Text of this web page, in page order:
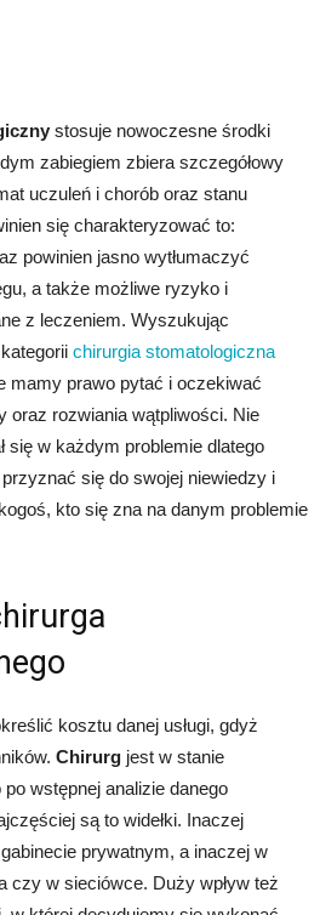
stosuje nowoczesne środki
zabiegiem zbiera szczegółowy
uczuleń i chorób oraz stanu
się charakteryzować to:
powinien jasno wytłumaczyć
a także możliwe ryzyko i
z leczeniem. Wyszukując
chirurgia stomatologiczna
mamy prawo pytać i oczekiwać
oraz rozwiania wątpliwości. Nie
się w każdym problemie dlatego
się do swojej niewiedzy i
kto się zna na danym problemie
kosztu danej usługi, gdyż
Chirurg jest w stanie
wstępnej analizie danego
są to widełki. Inaczej
prywatnym, a inaczej w
czy w sieciówce. Duży wpływ też